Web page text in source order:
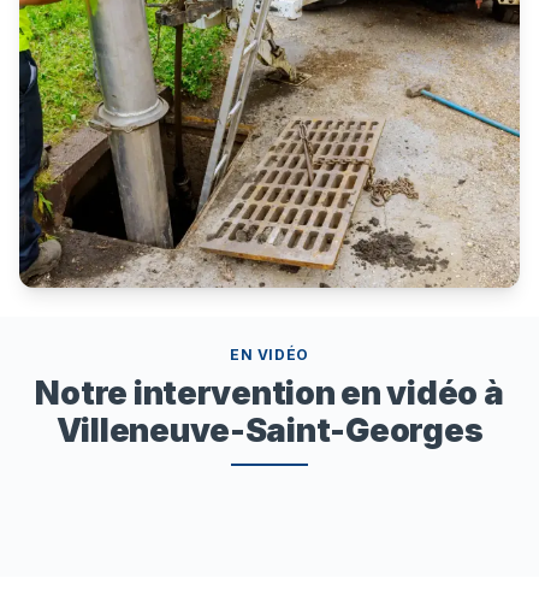
EN VIDÉO
Notre intervention en vidéo à
Villeneuve-Saint-Georges